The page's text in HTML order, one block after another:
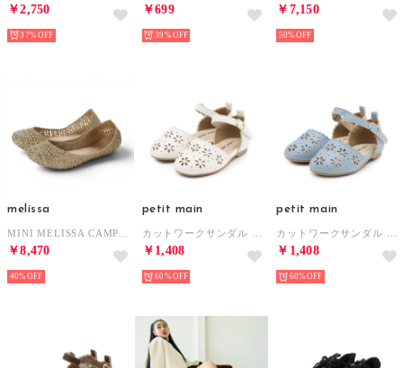
￥2,750
37%
￥699
39%
￥7,150
50%
melissa
￥8,470
40%
petit main
￥1,408
60%
petit main
￥1,408
60%